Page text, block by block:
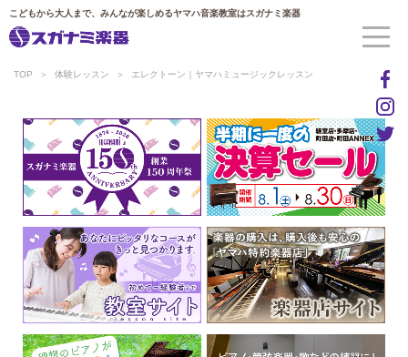
こどもから大人まで、みんなが楽しめるヤマハ音楽教室はスガナミ楽器
TOP 体験レッスン エレクトーン｜ヤマハミュージックレッスン